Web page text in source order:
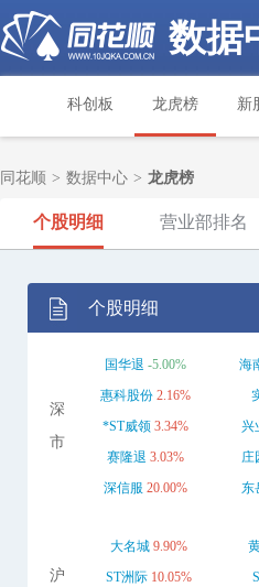
数据
科创板 龙虎榜 新
同花顺 > 数据中心 > 龙虎榜
个股明细 营业部排名
个股明细
深
市
国华退 -5.00% 海
惠科股份 2.16%
*ST威领 3.34% 兴
赛隆退 3.03% 庄
深信服 20.00% 东
沪
大名城 9.90%
ST洲际 10.05%